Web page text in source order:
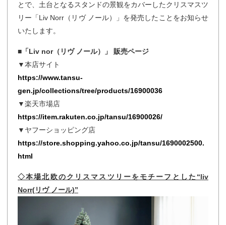
とで、土台となるスタンドの景観をカバーしたクリスマスツ
リー「Liv Norr（リヴ ノール）」を発売したことをお知らせ
いたします。
■「Liv nor（リヴ ノール）」 販売ページ
▼本店サイト
https://www.tansu-
gen.jp/collections/tree/products/16900036
▼楽天市場店
https://item.rakuten.co.jp/tansu/16900026/
▼ヤフーショッピング店
https://store.shopping.yahoo.co.jp/tansu/1690002500.
html
◇本場北欧のクリスマスツリーをモチーフとした“liv
Norr(リヴ ノール)”